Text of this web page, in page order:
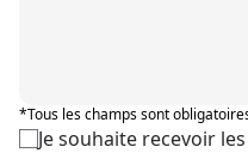
*Tous les champs sont
Je souhaite recevoir